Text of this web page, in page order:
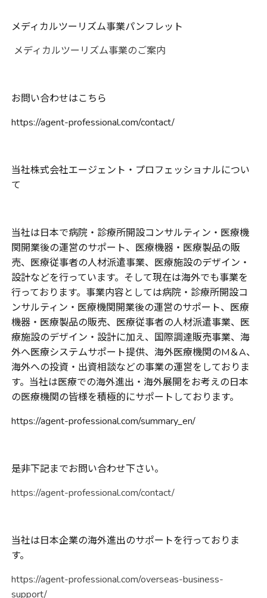
メディカルツーリズム事業パンフレット
メディカルツーリズム事業のご案内
お問い合わせはこちら
https://agent-professional.com/contact/
当社株式会社エージェント・プロフェッショナルについ
て
当社は日本で病院・診療所開設コンサルティン・医療機
関開業後の運営のサポート、医療機器・医療製品の販
売、医療従事者の人材派遣事業、医療施設のデザイン・
設計などを行っています。そして現在は海外でも事業を
行っております。事業内容としては病院・診療所開設コ
ンサルティン・医療機関開業後の運営のサポート、医療
機器・医療製品の販売、医療従事者の人材派遣事業、医
療施設のデザイン・設計に加え、国際調達販売事業、海
外へ医療システムサポート提供、海外医療機関のM＆A、
海外への投資・出資相談などの事業の運営をしておりま
す。当社は医療での海外進出・海外展開をお考えの日本
の医療機関の皆様を積極的にサポートしております。
https://agent-professional.com/summary_en/
是非下記までお問い合わせ下さい。
https://agent-professional.com/contact/
当社は日本企業の海外進出のサポートを行っておりま
す。
https://agent-professional.com/overseas-business-
support/